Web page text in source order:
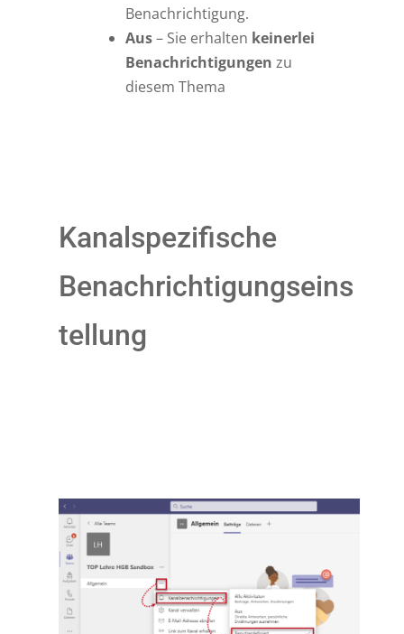
Benachrichtigung.
Aus– Sie erhalten keinerlei
Benachrichtigungen zu
diesem Thema
Kanalspezifische
Benachrichtigungseins
tellung